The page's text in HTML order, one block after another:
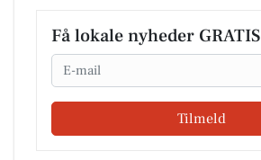
Få lokale nyheder GRATIS
Email
Tilmeld